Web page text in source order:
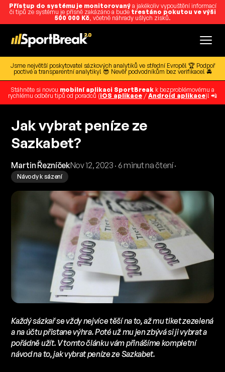
Přístup do systému je monitorovanýa jakékoliv vypouštění informací
či tipů ze systému je přísně zakázáno a bude trestáno pokutou ve výši
500 000 Kč, včetně náhrady ušlých zisků.
Jsme největší poskytovatel sázkových analytiků ve střední Evropě! 🏆 Podpoř
poctivé a transparentní analytiky! 😎 Nevěř podvodníkům bez verifikace! 🚔
Stáhněte si novou mobilní aplikaci SportBreak k bezproblémovému a
rychlému odběru tipů od poradců (iOS aplikace / Android aplikace)! 📲
Jak vybrat peníze ze
Sazkabet?
Martin ŘezníčekNov 12, 2023 · 6 minut na čtení ·
Návody k sázení
Každý sázkař se vždy nejvíce těší na to, až mu tiket zezelená
a na účtu přistane výhra. Poté už mu jen zbývá si ji vybrat a
pořádně užít. V tomto článku vám přinášíme kompletní
návod na to, jak vybrat peníze ze Sazkabet.